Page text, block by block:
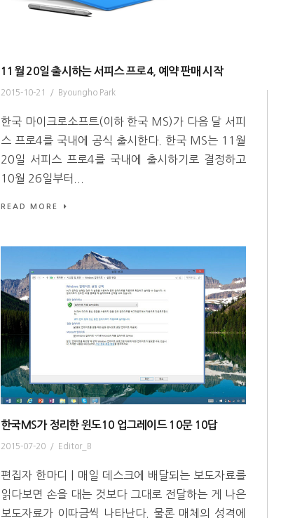
11월 20일 출시하는 서피스 프로4, 예약 판매 시작
2015-10-21 / Byoungho Park
한국 마이크로소프트(이하 한국 MS)가 다음 달 서피
스 프로4를 국내에 공식 출시한다. 한국 MS는 11월
20일 서피스 프로4를 국내에 출시하기로 결정하고
10월 26일부터...
READ MORE
한국MS가 정리한 윈도10 업그레이드 10문 10답
2015-07-20 / Editor_B
편집자 한마디 | 매일 데스크에 배달되는 보도자료를
읽다보면 손을 대는 것보다 그대로 전달하는 게 나은
보도자료가 이따금씩 나타난다. 물론 매체의 성격에